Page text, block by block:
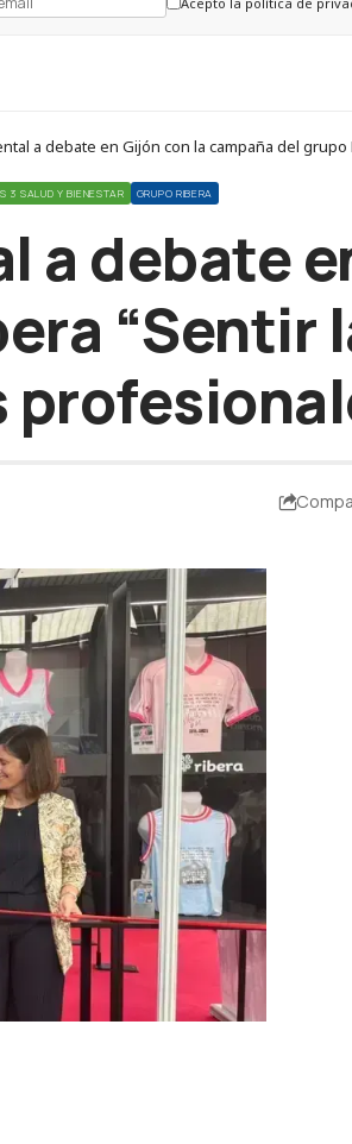
a debate en Gijón con la campaña del
3 SALUD Y BIENESTAR GRUPO RIBERA
a debate
“Sentir